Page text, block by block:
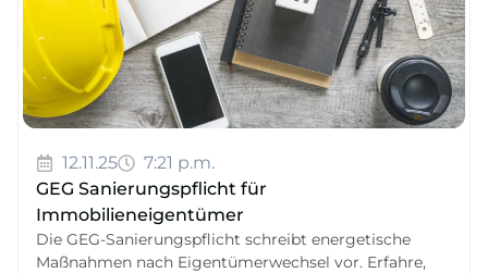
12.11.25
7:21 p.m.
GEG Sanierungspflicht für
Immobilieneigentümer
Die GEG-Sanierungspflicht schreibt energetische
Maßnahmen nach Eigentümerwechsel vor. Erfahre,